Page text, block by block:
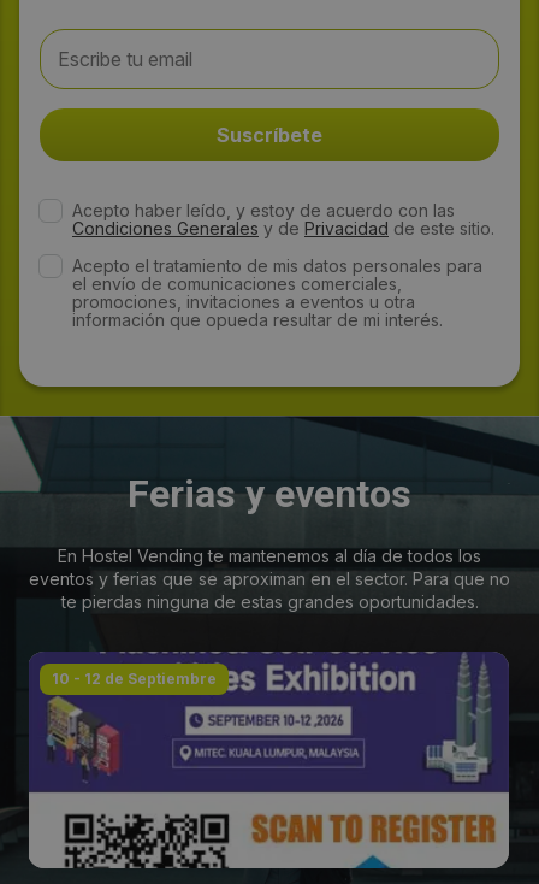
Acepto haber leído, y estoy de acuerdo con las
Condiciones Generales y de Privacidad de este sitio.
Acepto el tratamiento de mis datos personales para
el envío de comunicaciones comerciales,
promociones, invitaciones a eventos u otra
información que opueda resultar de mi interés.
Ferias y eventos
En Hostel Vending te mantenemos al día de todos los
eventos y ferias que se aproximan en el sector. Para que no
te pierdas ninguna de estas grandes oportunidades.
10 - 12 de Septiembre